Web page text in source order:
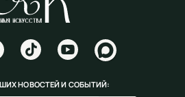
НОВОСТЕЙ И СОБЫТИЙ: